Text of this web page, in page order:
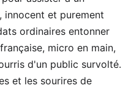
et purement
ordinaires entonner
micro en main,
d'un public survolté.
et les sourires de